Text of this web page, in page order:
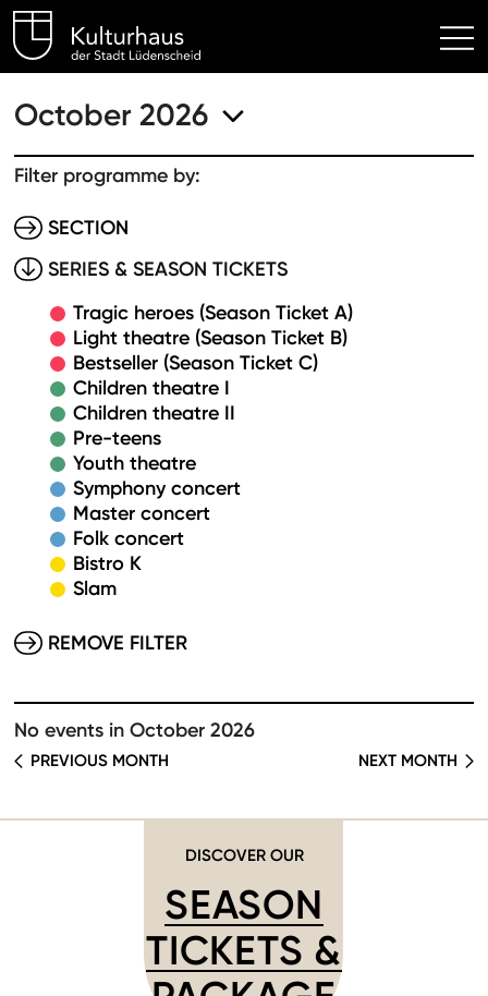
Kulturhaus Lüdenscheid
October 2026
Filter programme by:
SECTION
SERIES & SEASON TICKETS
Tragic heroes (Season Ticket A)
Light theatre (Season Ticket B)
Bestseller (Season Ticket C)
Children theatre I
Children theatre II
Pre-teens
Youth theatre
Symphony concert
Master concert
Folk concert
Bistro K
Slam
REMOVE FILTER
No events in October 2026
PREVIOUS MONTH NEXT MONTH
DISCOVER OUR
SEASON
TICKETS &